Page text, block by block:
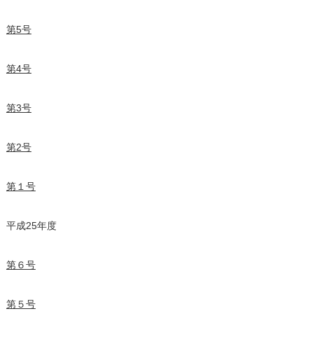
第5号
第4号
第3号
第2号
第１号
平成25年度
第６号
第５号